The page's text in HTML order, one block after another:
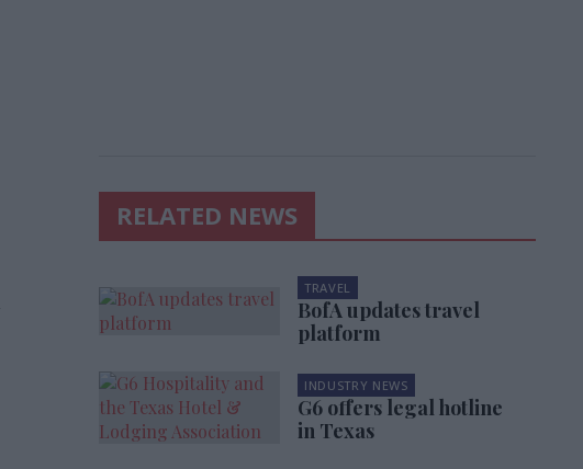
RELATED NEWS
TRAVEL
BofA updates travel
platform
INDUSTRY NEWS
G6 offers legal hotline
in Texas